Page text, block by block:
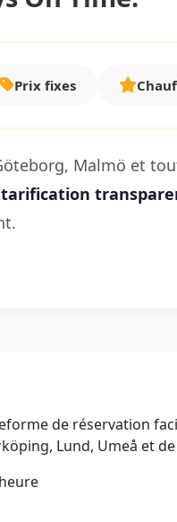
Prix fixes
Malmö et
tarification
de réservation
Lund, Umeå et